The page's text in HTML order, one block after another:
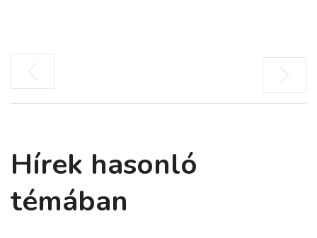
Hírek hasonló
témában